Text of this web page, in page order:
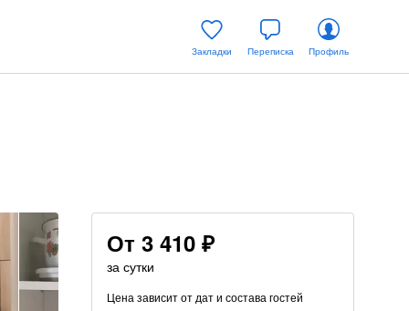
Закладки Переписка Профиль
От 3 410 ₽
за сутки
Цена зависит от дат и состава гостей